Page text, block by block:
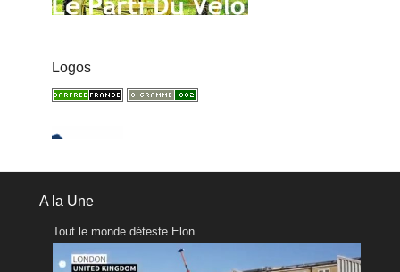
Logos
A la Une
Tout le monde déteste Elon